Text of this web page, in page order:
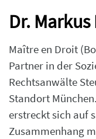
Dr. Markus
Maître en Droit
Partner in der
Rechtsanwälte
Standort
erstreckt sich auf
Zusammenhang